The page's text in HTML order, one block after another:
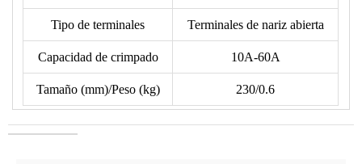
Tipo de terminales Terminales de nariz abierta
Capacidad de crimpado 10A-60A
Tamaño (mm)/Peso (kg) 230/0.6
OEM.
• El siguiente formato no incluye los terminales, consulte el
tipo de terminal en nuestro dibujo de matrices.
• Reduce un 50% de energía al crimpar.
• Juegos de matrices de crimpado precisos y bloqueo integral
crimpado de alta calidad incluso después de repetidos